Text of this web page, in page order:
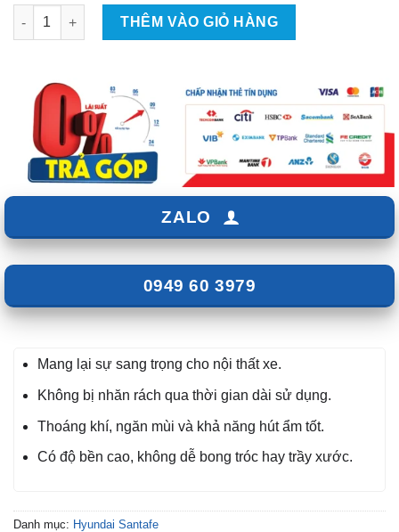
Bọc Da Công Nghiệp Cho Santafe 2011 số lượng
THÊM VÀO GIỎ HÀNG
ZALO
0949 60 3979
Mang lại sự sang trọng cho nội thất xe.
Không bị nhăn rách qua thời gian dài sử dụng.
Thoáng khí, ngăn mùi và khả năng hút ẩm tốt.
Có độ bền cao, không dễ bong tróc hay trầy xước.
Danh mục: Hyundai Santafe